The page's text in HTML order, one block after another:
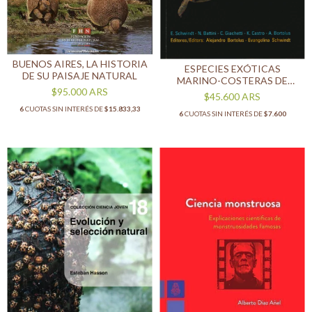
BUENOS AIRES, LA HISTORIA
DE SU PAISAJE NATURAL
$95.000ARS
6CUOTAS SIN INTERÉS DE$15.833,33
ESPECIES EXÓTICAS
MARINO-COSTERAS DE
ARGENTINA = MARINE-
COSTAL EXOTIC SPECIES OF
ARGENTINA
$45.600ARS
6CUOTAS SIN INTERÉS DE$7.600